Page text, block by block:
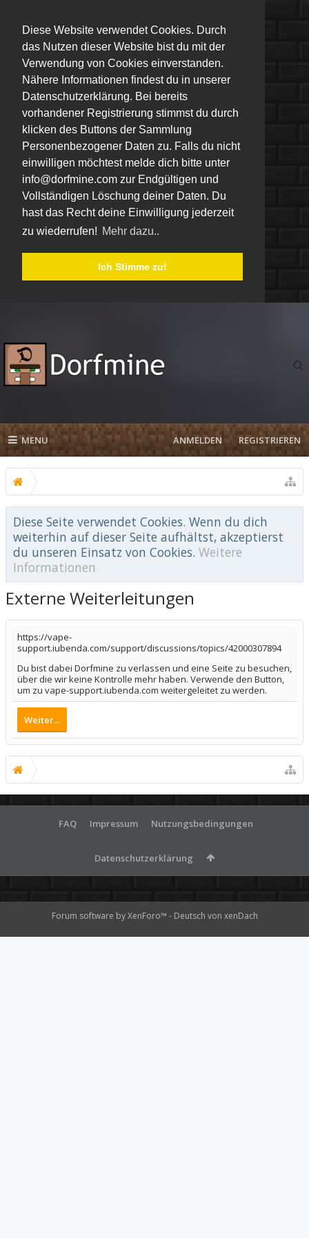
Diese Website verwendet Cookies. Durch
das Nutzen dieser Website bist du mit der
Verwendung von Cookies einverstanden.
Nähere Informationen findest du in unserer
Datenschutzerklärung. Bei bereits
vorhandener Registrierung stimmst du durch
klicken des Buttons der Sammlung
Personenbezogener Daten zu. Falls du nicht
einwilligen möchtest melde dich bitte unter
info@dorfmine.com zur Endgültigen und
Vollständigen Löschung deiner Daten. Du
hast das Recht deine Einwilligung jederzeit
zu wiederrufen! Mehr dazu..
Ich Stimme zu!
MENU ANMELDEN REGISTRIEREN
Diese Seite verwendet Cookies. Wenn du dich
weiterhin auf dieser Seite aufhältst, akzeptierst
du unseren Einsatz von Cookies. Weitere
Informationen
Externe Weiterleitungen
https://vape-
support.iubenda.com/support/discussions/topics/42000307894
Du bist dabei Dorfmine zu verlassen und eine Seite zu besuchen,
über die wir keine Kontrolle mehr haben. Verwende den Button,
um zu vape-support.iubenda.com weitergeleitet zu werden.
Weiter...
FAQ Impressum Nutzungsbedingungen
Datenschutzerklärung
Forum software by XenForo™ - Deutsch von xenDach